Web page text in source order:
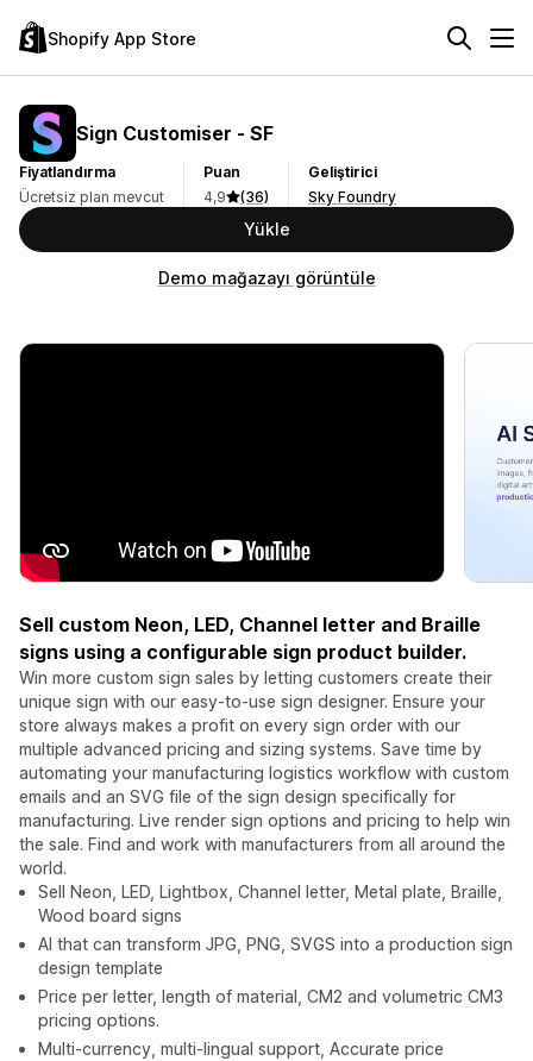
Shopify App Store
Sign Customiser ‑ SF
Fiyatlandırma
Ücretsiz plan mevcut
Puan
4,9
(36)
Geliştirici
Sky Foundry
Yükle
Demo mağazayı görüntüle
Sell custom Neon, LED, Channel letter and Braille
signs using a configurable sign product builder.
Win more custom sign sales by letting customers create their
unique sign with our easy-to-use sign designer. Ensure your
store always makes a profit on every sign order with our
multiple advanced pricing and sizing systems. Save time by
automating your manufacturing logistics workflow with custom
emails and an SVG file of the sign design specifically for
manufacturing. Live render sign options and pricing to help win
the sale. Find and work with manufacturers from all around the
world.
Sell Neon, LED, Lightbox, Channel letter, Metal plate, Braille,
Wood board signs
AI that can transform JPG, PNG, SVGS into a production sign
design template
Price per letter, length of material, CM2 and volumetric CM3
pricing options.
Multi-currency, multi-lingual support, Accurate price